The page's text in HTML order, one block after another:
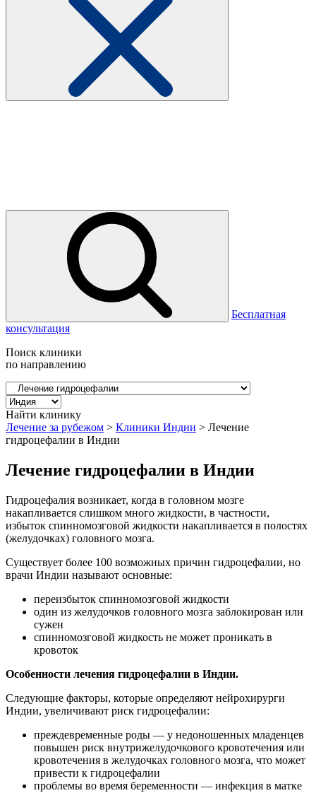
Бесплатная
консультация
Поиск клиники
по направлению
Найти клинику
Лечение за рубежом > Клиники Индии > Лечение
гидроцефалии в Индии
Лечение гидроцефалии в Индии
Гидроцефалия возникает, когда в головном мозге
накапливается слишком много жидкости, в частности,
избыток спинномозговой жидкости накапливается в полостях
(желудочках) головного мозга.
Существует более 100 возможных причин гидроцефалии, но
врачи Индии называют основные:
переизбыток спинномозговой жидкости
один из желудочков головного мозга заблокирован или
сужен
спинномозговой жидкость не может проникать в
кровоток
Особенности лечения гидроцефалии в Индии.
Следующие факторы, которые определяют нейрохирурги
Индии, увеличивают риск гидроцефалии:
преждевременные роды — у недоношенных младенцев
повышен риск внутрижелудочкового кровотечения или
кровотечения в желудочках головного мозга, что может
привести к гидроцефалии
проблемы во время беременности — инфекция в матке